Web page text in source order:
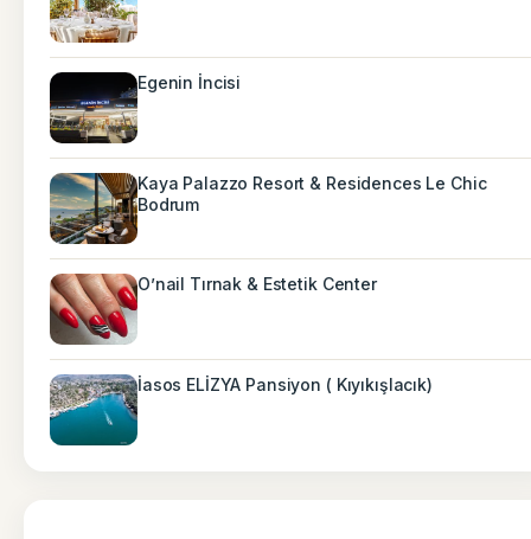
Egenin İncisi
Kaya Palazzo Resort & Residences Le Chic
Bodrum
O’nail Tırnak & Estetik Center
İasos ELİZYA Pansiyon ( Kıyıkışlacık)